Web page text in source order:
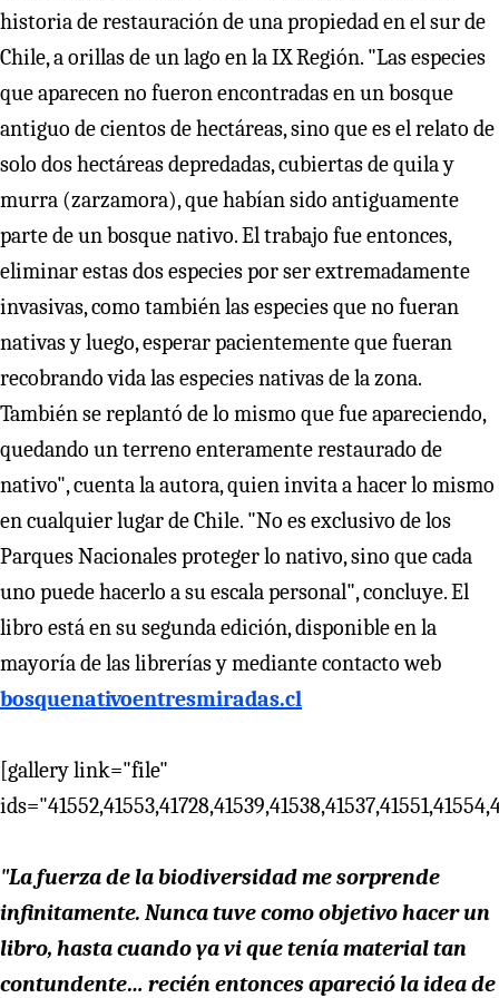
historia de restauración de una propiedad en el sur de
Chile, a orillas de un lago en la IX Región. "Las especies
que aparecen no fueron encontradas en un bosque
antiguo de cientos de hectáreas, sino que es el relato de
solo dos hectáreas depredadas, cubiertas de quila y
murra (zarzamora), que habían sido antiguamente
parte de un bosque nativo. El trabajo fue entonces,
eliminar estas dos especies por ser extremadamente
invasivas, como también las especies que no fueran
nativas y luego, esperar pacientemente que fueran
recobrando vida las especies nativas de la zona.
También se replantó de lo mismo que fue apareciendo,
quedando un terreno enteramente restaurado de
nativo", cuenta la autora, quien invita a hacer lo mismo
en cualquier lugar de Chile. "No es exclusivo de los
Parques Nacionales proteger lo nativo, sino que cada
uno puede hacerlo a su escala personal", concluye. El
libro está en su segunda edición, disponible en la
mayoría de las librerías y mediante contacto web
bosquenativoentresmiradas.cl
[gallery link="file"
"La fuerza de la biodiversidad me sorprende
infinitamente. Nunca tuve como objetivo hacer un
libro, hasta cuando ya vi que tenía material tan
contundente… recién entonces apareció la idea de